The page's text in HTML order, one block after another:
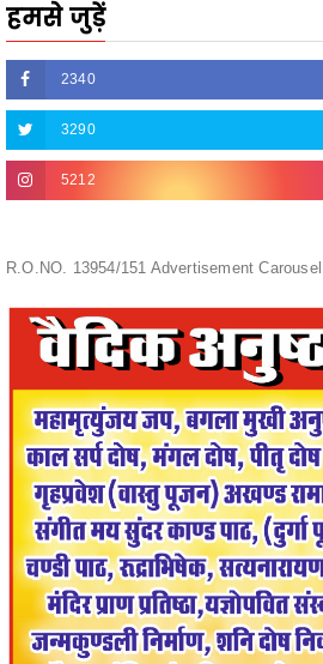
2340
3290
5212
R.O.NO. 13954/151 Advertisement Carousel